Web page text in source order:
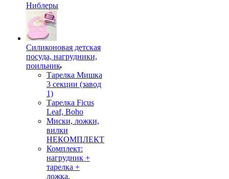
Ниблеры
Силиконовая детская
посуда, нагрудники,
поильник
Тарелка Мишка
3 секции (завод
1)
Тарелка Ficus
Leaf, Boho
Миски, ложки,
вилки
НЕКОМПЛЕКТ
Комплект:
нагрудник +
тарелка +
ложка.